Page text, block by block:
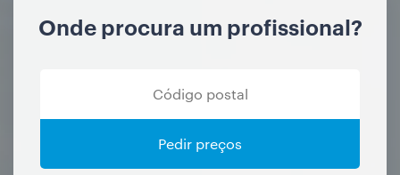
Onde procura um profissional?
Pedir preços